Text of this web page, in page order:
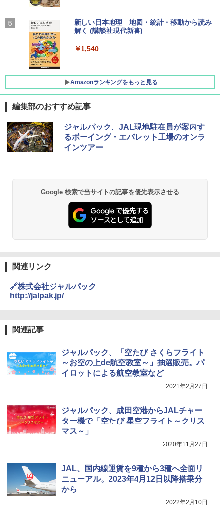
BE-PAL(ビ-パル) 2026年 9 月号【特別付録:
SOTO ミニマル"旅"財布 ランダム2種】
￥1,500
新しい日本地理 地図・統計・移動から読み
解く (講談社現代新書)
￥1,540
Amazonランキングをもっと見る
[キャンパーズコレクション 山善] ポップアッ
プテント 傘みたいに広げて畳める パッとサ
ッとサンシェード キューブ フルクローズ メ
ッシュ 簡単設置 ワンタッチテント キャンプ
PYKES PEAK (パイクスピーク) 着替えテン
ト プライバシー テント 【中が透けない】 1
人用 折りたたみ 防災グッズ 災害用トイレ ビ
ーチ ピクニック ポップアップテント 携帯 簡
ENDLESS BASE 《めざましテレビで紹介》
テント ワンタッチ RENEW 幅200 2-3人用 43
広げるだけ パッとサッとテント ブラックコ
ーティング フルクローズ メッシュ 3-4人用
簡単設置 ポップアップテント エクルベージ
ュ(BC仕様) PATC-150B(EB)
Coleman(コールマン) ツーリングドーム/LD
X 2人用 3人用 キャンプ アウトドア フェス
収納 コンパクト 簡単設営 カンガルーテント
￥20,718
BUNDOK(バンドック)ソロ ドーム 1 EX BDK
-08EX カーキ ソロキャンプ ポリエステル フ
レーム テント
026リニューアル 急速冷凍 空間倍増 衛生的
コンパクト 保冷力長持ち
￥2,980
￥6,459
ア/オフィス/教育現場/展示会用 緑
￥1,180
ゴムボート 空気入れ 空気抜き 自動停止 過熱
保護 日光可読lcd 7種類ノズル付き
￥7,299
編集部のおすすめ記事
ジャルパック、JAL現地駐在員が案内す
るボーイング・エバレット工場のオンラ
インツアー
Google 検索で当サイトの記事を優先表示させる
関連リンク
🔗株式会社ジャルパック
http://jalpak.jp/
関連記事
ジャルパック、「空たび さくらフライト
～お空の上de航空教室～」抽選販売。パ
イロットによる航空教室など
2021年2月27日
ジャルパック、成田空港からJALチャー
ター機で「空たび 星空フライト～クリス
マス～」
2020年11月27日
JAL、国内線運賃を9種から3種へ全面リ
ニューアル。2023年4月12日以降搭乗分
から
2022年2月10日